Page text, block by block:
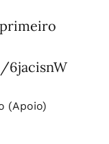
(Apoio)